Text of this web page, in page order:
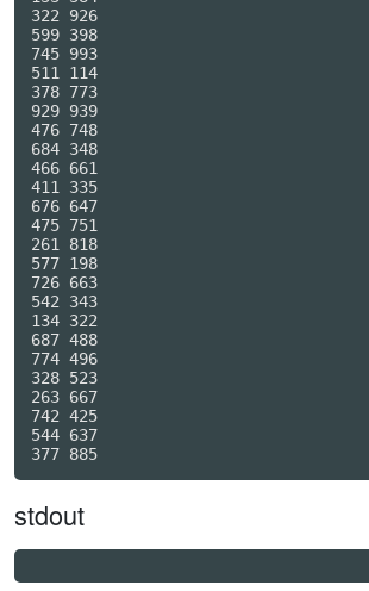
322 926
599 398
745 993
511 114
378 773
929 939
476 748
684 348
466 661
411 335
676 647
475 751
261 818
577 198
726 663
542 343
134 322
687 488
774 496
328 523
263 667
742 425
544 637
stdout